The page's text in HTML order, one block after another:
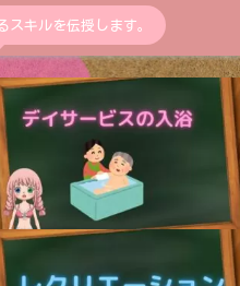
スキルを伝授します。